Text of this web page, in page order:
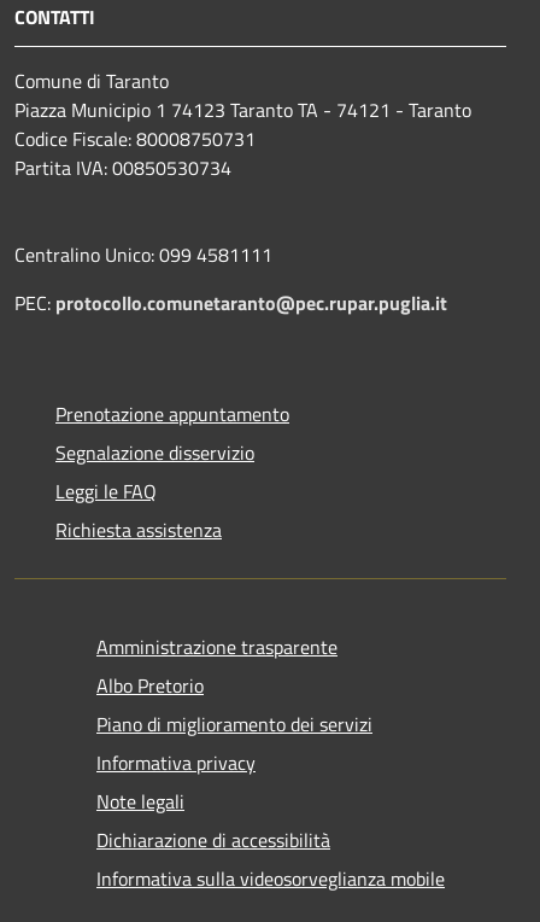
CONTATTI
Comune di Taranto
Piazza Municipio 1 74123 Taranto TA - 74121 - Taranto
Codice Fiscale: 80008750731
Partita IVA: 00850530734
Centralino Unico: 099 4581111
PEC: protocollo.comunetaranto@pec.rupar.puglia.it
Prenotazione appuntamento
Segnalazione disservizio
Leggi le FAQ
Richiesta assistenza
Amministrazione trasparente
Albo Pretorio
Piano di miglioramento dei servizi
Informativa privacy
Note legali
Dichiarazione di accessibilità
Informativa sulla videosorveglianza mobile